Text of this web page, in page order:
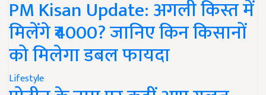
PM Kisan Update: अगली किस्त में
मिलेंगे ₹4000? जानिए किन किसानों
को मिलेगा डबल फायदा
Lifestyle